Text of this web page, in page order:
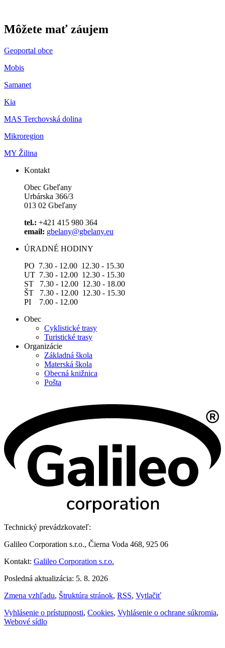
Môžete mať záujem
Geoportal obce
Mobis
Samanet
Kia
MAS Terchovská dolina
Mikroregion
MY Žilina
Kontakt
Obec Gbeľany
Urbárska 366/3
013 02 Gbeľany
tel.: +421 415 980 364
email: gbelany@gbelany.eu
ÚRADNÉ HODINY
PO 7.30 - 12.00 12.30 - 15.30
UT 7.30 - 12.00 12.30 - 15.30
ST 7.30 - 12.00 12.30 - 18.00
ŠT 7.30 - 12.00 12.30 - 15.30
PI 7.00 - 12.00
Obec
Cyklistické trasy
Turistické trasy
Organizácie
Základná škola
Materská škola
Obecná knižnica
Pošta
Technický prevádzkovateľ:
Galileo Corporation s.r.o., Čierna Voda 468, 925 06
Kontakt: Galileo Corporation s.r.o.
Posledná aktualizácia: 5. 8. 2026
Zmena vzhľadu, Štruktúra stránok, RSS, Vytlačiť
Vyhlásenie o prístupnosti, Cookies, Vyhlásenie o ochrane súkromia,
Webové sídlo